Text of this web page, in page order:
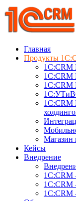
Главная
Продукты
1С:CRM
Магазин
Кейсы
Внедрение
1С:CRM
1С:CRM
1С:CRM